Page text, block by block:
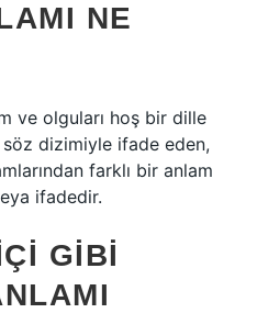
NE
ve olguları hoş bir dille
dizimiyle ifade eden,
farklı bir anlam
ifadedir.
GIBI